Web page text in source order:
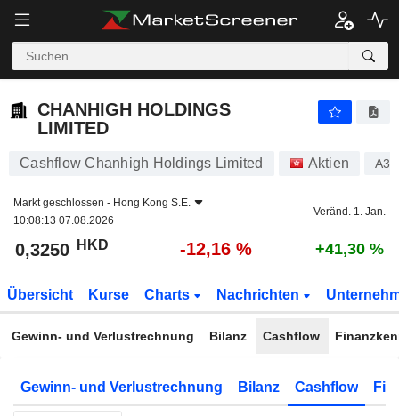
CHANHIGH HOLDINGS
LIMITED
Cashflow Chanhigh Holdings Limited Aktien
Markt geschlossen - Hong Kong S.E.
10:08:13 07.08.2026
Veränd. 1. Jan.
0,3250 HKD -12,16 % +41,30 %
Übersicht Kurse Charts Nachrichten
Gewinn- und Verlustrechnung Bilanz Cashflow
Gewinn- und Verlustrechnung Bilanz Cashflow